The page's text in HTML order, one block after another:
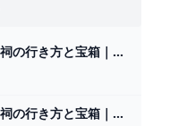
モツシシの祠の行き方と宝箱｜ラウルの祝福
バミトカの祠の行き方と宝箱｜ラウルの祝福